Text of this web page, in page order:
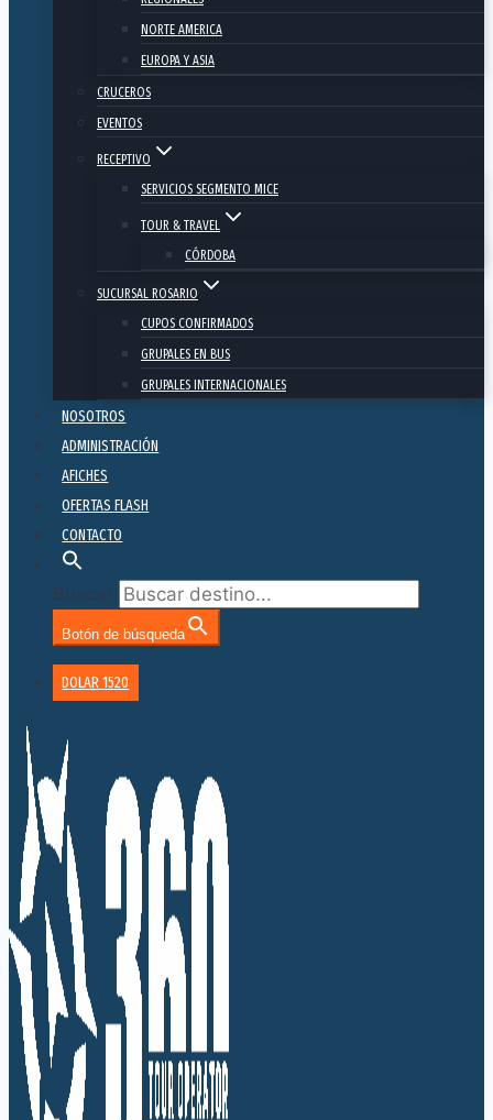
NORTE AMERICA
EUROPA Y ASIA
CRUCEROS
EVENTOS
RECEPTIVO
SERVICIOS SEGMENTO MICE
TOUR & TRAVEL
CÓRDOBA
SUCURSAL ROSARIO
CUPOS CONFIRMADOS
GRUPALES EN BUS
GRUPALES INTERNACIONALES
NOSOTROS
ADMINISTRACIÓN
AFICHES
OFERTAS FLASH
CONTACTO
Buscar:
Botón de búsqueda
DOLAR 1520